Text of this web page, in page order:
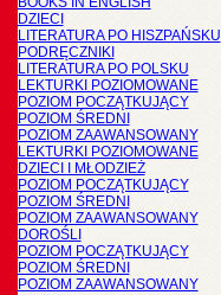
DZIECI
LITERATURA PO HISZPAŃSKU
PODRĘCZNIKI
LITERATURA PO POLSKU
LEKTURKI POZIOMOWANE
POZIOM POCZĄTKUJĄCY
POZIOM ŚREDNI
POZIOM ZAAWANSOWANY
LEKTURKI POZIOMOWANE
DZIECI I MŁODZIEŻ
POZIOM POCZĄTKUJĄCY
POZIOM ŚREDNI
POZIOM ZAAWANSOWANY
DOROŚLI
POZIOM POCZĄTKUJĄCY
POZIOM ŚREDNI
POZIOM ZAAWANSOWANY